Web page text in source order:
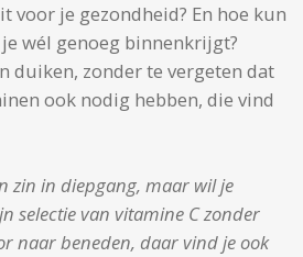
voor je gezondheid? En hoe kun
wél genoeg binnenkrijgt?
duiken, zonder te vergeten dat
ook nodig hebben, die vind
zin in diepgang, maar wil je
selectie van vitamine C zonder
naar beneden, daar vind je ook